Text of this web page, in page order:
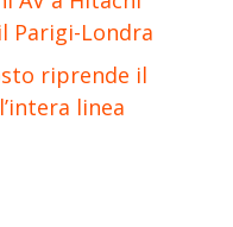
Parigi-Londra
riprende il
linea